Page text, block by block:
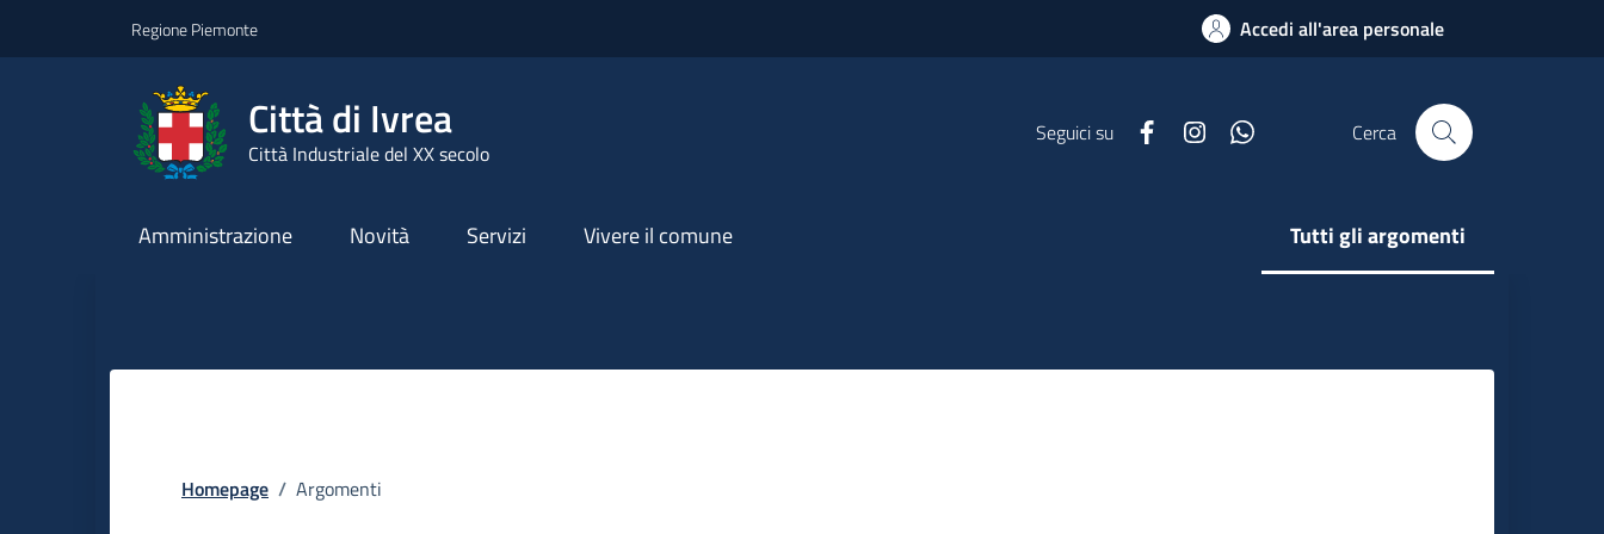
Regione Piemonte Accedi all'area personale
Città di Ivrea
Città Industriale del XX secolo
Seguici su FacebookInstagram Cerca
Amministrazione Novità Servizi Vivere il comune Tutti gli argomenti
Homepage / Argomenti